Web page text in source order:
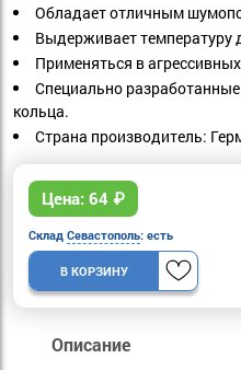
Обладает отличным
Выдерживает температуру
Применяться в
Специально
кольца.
Страна производитель:
Цена: 64 ₽
Склад Севастополь: есть
В КОРЗИНУ
Описание